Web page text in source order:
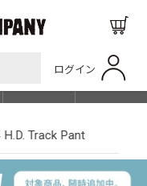
ログイン
SHOP LIST
H.D. Track Pant